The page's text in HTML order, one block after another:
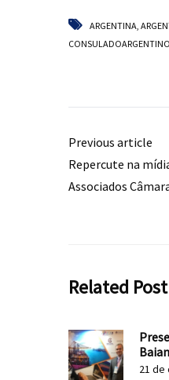
ARGENTINA,
CONSULADOARGENTINO
Previous article
Repercute na
Associados
Related Post
21 de